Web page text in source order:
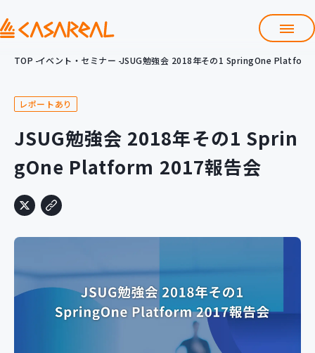
会社情報
クラウド導入支援 Git導入支援
システム構築支援
研修サービス
カスタマイズコース 教材購入
新規開発サービス
TOP イベント・セミナー JSUG勉強会 2018年その1 SpringOne
レポートあり
JSUG勉強会 2018年その1 Sprin
gOne Platform 2017報告会